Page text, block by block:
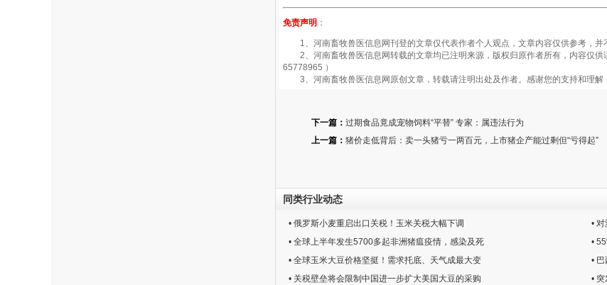
免责声明 ：
1、河南畜牧兽医信息网刊登的文章仅代表作者个人观点，文章内容仅供参考，并
2、河南畜牧兽医信息网转载的文章均已注明来源，版权归原作者所有，内容仅供
65778965 ）
3、河南畜牧兽医信息网原创文章，转载请注明出处及作者。感谢您的支持和理解
下一篇： 过期食品竟成宠物饲料“平替” 专家：属违法行为
上一篇： 猪价走低背后：卖一头猪亏一两百元，上市猪企产能过剩但“亏得起”
同类行业动态
• 俄罗斯小麦重启出口关税！玉米关税大幅下调
•
• 全球上半年发生5700多起非洲猪瘟疫情，感染及死
•
• 全球玉米大豆价格坚挺！需求托底、天气成最大变
•
• 关税壁垒将会限制中国进一步扩大美国大豆的采购
•